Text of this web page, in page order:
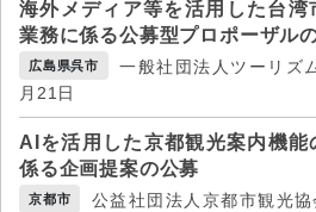
海外メディア等を活用した台湾
業務に係る公募型プロポーザル
広島県呉市
一般社団法人ツーリズ
月21日
AIを活用した京都観光案内機能
係る企画提案の公募
京都市
公益社団法人京都市観光